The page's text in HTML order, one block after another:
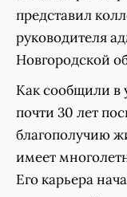
представил
руководителя
Новгородской
Как сообщили в
почти 30 лет
благополучию
имеет
Его карьера